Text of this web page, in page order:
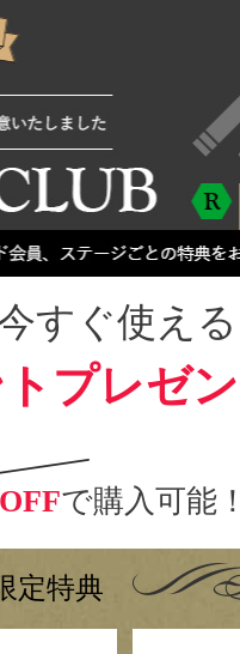
すぐ使える
プレゼン
で購入可能！
定特典